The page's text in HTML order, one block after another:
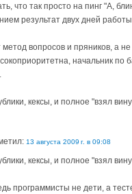
что так просто на пинг "А,
результат двух дней
метод вопросов и пряников, а
начальник по
кексы, и полное "взял вину
13 августа 2009 г. в 09:08
кексы, и полное "взял
программисты не дети, а